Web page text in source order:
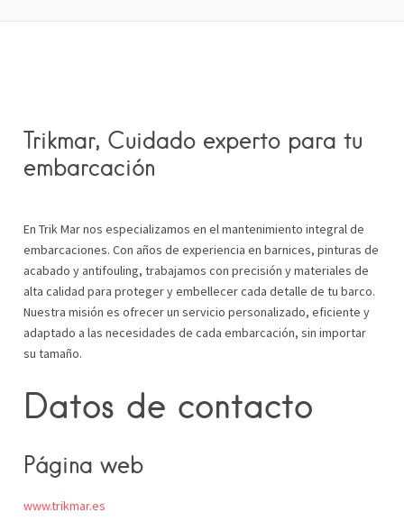
Trikmar, Cuidado experto para tu
embarcación
En Trik Mar nos especializamos en el mantenimiento integral de
embarcaciones. Con años de experiencia en barnices, pinturas de
acabado y antifouling, trabajamos con precisión y materiales de
alta calidad para proteger y embellecer cada detalle de tu barco.
Nuestra misión es ofrecer un servicio personalizado, eficiente y
adaptado a las necesidades de cada embarcación, sin importar
su tamaño.
Datos de contacto
Página web
www.trikmar.es